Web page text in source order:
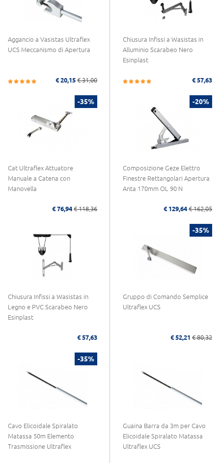
Aggancio a Vasistas Ultraflex
UCS Meccanismo di Apertura
€ 20,15 € 31,00
Chiusura Infissi a Wasistas in
Alluminio Scarabeo Nero
Esinplast
€ 57,63
-35%
Cat Ultraflex Attuatore
Manuale a Catena con
Manovella
€ 76,94 € 118,36
-20%
Composizione Geze Elettro
Finestre Rettangolari Apertura
Anta 170mm OL 90 N
€ 129,64 € 162,05
Chiusura Infissi a Wasistas in
Legno e PVC Scarabeo Nero
Esinplast
€ 57,63
-35%
Gruppo di Comando Semplice
Ultraflex UCS
€ 52,21 € 80,32
-35%
Cavo Elicoidale Spiralato
Matassa 50m Elemento
Trasmissione Ultraflex
Guaina Barra da 3m per Cavo
Elicoidale Spiralato Matassa
Ultraflex UCS